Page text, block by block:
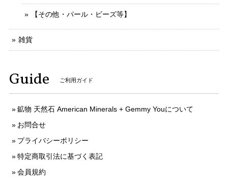
【その他・パール・ビーズ等】
雑貨
Guide ご利用ガイド
鉱物 天然石 American Minerals + Gemmy Youについて
お問合せ
プライバシーポリシー
特定商取引法に基づく表記
会員規約